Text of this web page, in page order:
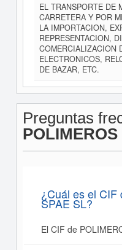
EL TRANSPORTE DE
CARRETERA Y POR
LA IMPORTACION,
REPRESENTACION,
COMERCIALIZACION
ELECTRONICOS,
DE BAZAR, ETC.
Preguntas
¿Cuál es el CIF
SPAE SL?
El CIF de